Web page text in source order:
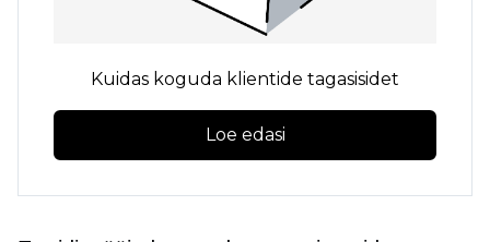
Kuidas koguda klientide tagasisidet
Loe edasi